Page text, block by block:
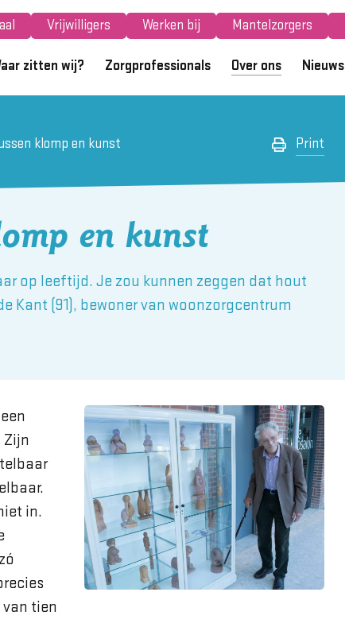
Vrijwilligers Werken bij Mantelzorgers
zitten wij? Zorgprofessionals Over ons Nieuws
klomp en kunst Print
en kunst
op leeftijd. Je zou kunnen zeggen dat hout
Kant (91), bewoner van woonzorgcentrum
Zijn
in.
tien